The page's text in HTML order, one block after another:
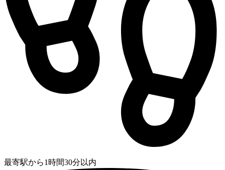
最寄駅から1時間30分以内